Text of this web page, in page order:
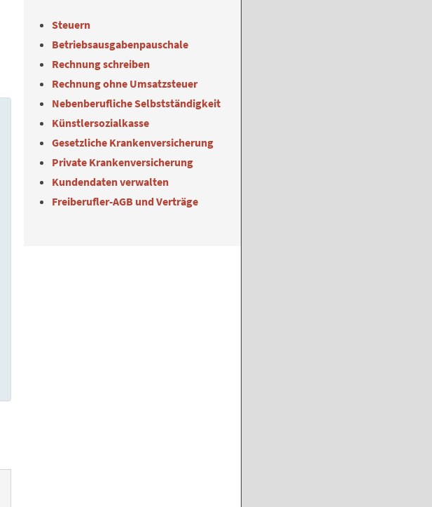
Steuern
Betriebsausgabenpauschale
Rechnung schreiben
Rechnung ohne Umsatzsteuer
Nebenberufliche Selbstständigkeit
Künstlersozialkasse
Gesetzliche Krankenversicherung
Private Krankenversicherung
Kundendaten verwalten
Freiberufler-AGB und Verträge